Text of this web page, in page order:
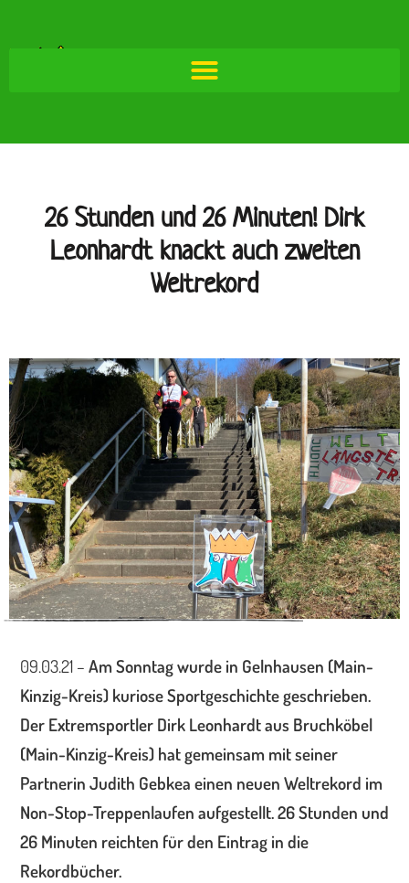
26 Stunden und 26 Minuten! Dirk
Leonhardt knackt auch zweiten
Weltrekord
09.03.21 – Am Sonntag wurde in Gelnhausen (Main-
Kinzig-Kreis) kuriose Sportgeschichte geschrieben.
Der Extremsportler Dirk Leonhardt aus Bruchköbel
(Main-Kinzig-Kreis) hat gemeinsam mit seiner
Partnerin Judith Gebkea einen neuen Weltrekord im
Non-Stop-Treppenlaufen aufgestellt. 26 Stunden und
26 Minuten reichten für den Eintrag in die
Rekordbücher.